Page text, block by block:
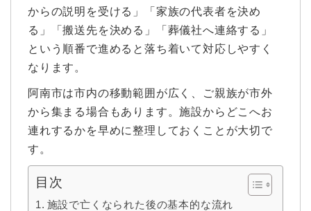
からの説明を受ける」「家族の代表者を決め
る」「搬送先を決める」「葬儀社へ連絡する」
という順番で進めると落ち着いて対応しやすく
なります。
阿南市は市内の移動範囲が広く、ご親族が市外
から集まる場合もあります。施設からどこへお
連れするかを早めに整理しておくことが大切で
す。
目次
施設で亡くなられた後の基本的な流れ